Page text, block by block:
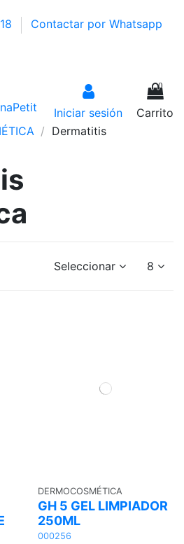
Contactar por Whatsapp
Iniciar sesión
0
Carrito
Dermatitis
Seleccionar 8
DERMOCOSMÉTICA
GH 5 GEL LIMPIADOR
250ML
000256